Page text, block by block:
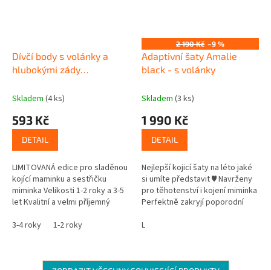
Dívčí body s volánky a
hlubokými zády
Skladem (4 ks)
593 Kč
DETAIL
LIMITOVANÁ edice pro sladěnou
kojící maminku a sestřičku
miminka Velikosti 1-2 roky a 3-5
let Kvalitní a velmi příjemný
Rozměrová stálost a...
3-4 roky 1-2 roky
2 190 Kč –9 %
Adaptivní šaty Amalie
black - s volánky
Skladem (3 ks)
1 990 Kč
DETAIL
Nejlepší kojicí šaty na léto jaké
si umíte představit ♥ Navrženy
pro těhotenství i kojení miminka
Perfektně zakryjí poporodní
kombinují a jsou...
L